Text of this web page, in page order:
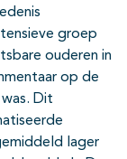
groep
ouderen in
op de
Dit
lager